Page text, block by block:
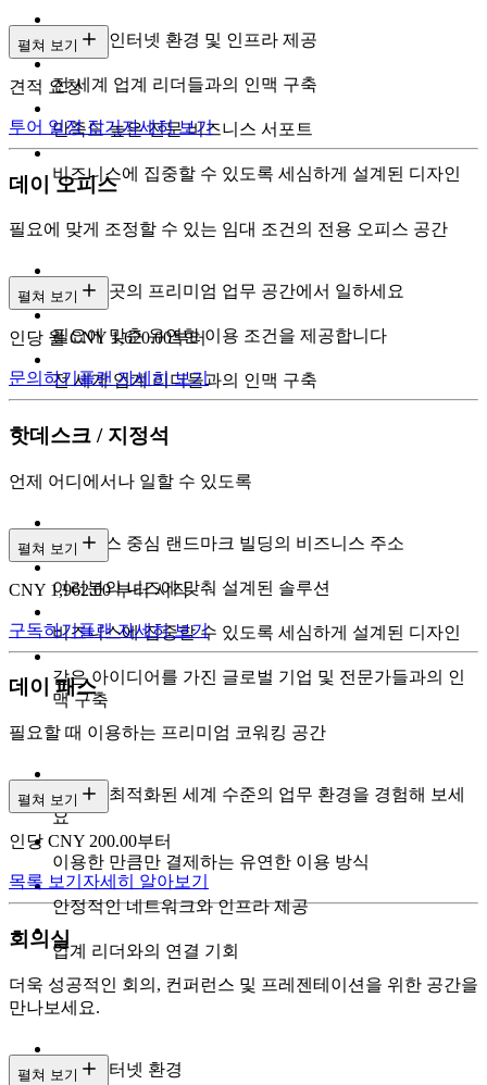
초고속 인터넷 환경 및 인프라 제공
전 세계 업계 리더들과의 인맥 구축
만족도 높은 전문 비즈니스 서포트
비즈니스에 집중할 수 있도록 세심하게 설계된 디자인
펼쳐 보기
견적 요청
투어 일정 잡기자세히 보기
데이 오피스
필요에 맞게 조정할 수 있는 임대 조건의 전용 오피스 공간
도심 곳곳의 프리미엄 업무 공간에서 일하세요
필요에 맞춘 유연한 이용 조건을 제공합니다
전 세계 업계 리더들과의 인맥 구축
펼쳐 보기
인당 월 CNY 1,620.00부터
문의하기플랜 자세히 보기
핫데스크 / 지정석
언제 어디에서나 일할 수 있도록
비즈니스 중심 랜드마크 빌딩의 비즈니스 주소
여러분의 니즈에 맞춰 설계된 솔루션
비즈니스에 집중할 수 있도록 세심하게 설계된 디자인
같은 아이디어를 가진 글로벌 기업 및 전문가들과의 인
맥 구축
펼쳐 보기
CNY 1,962.00 부터 시작
구독하기플랜 자세히 보기
데이 패스
필요할 때 이용하는 프리미엄 코워킹 공간
집중에 최적화된 세계 수준의 업무 환경을 경험해 보세
요
이용한 만큼만 결제하는 유연한 이용 방식
안정적인 네트워크와 인프라 제공
업계 리더와의 연결 기회
펼쳐 보기
인당 CNY 200.00부터
목록 보기 자세히 알아보기
회의실
더욱 성공적인 회의, 컨퍼런스 및 프레젠테이션을 위한 공간을
만나보세요.
고속 인터넷 환경
펼쳐 보기